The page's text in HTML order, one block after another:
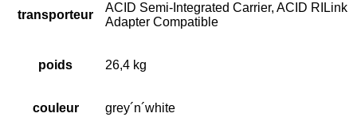
transporteur
ACID Semi-Integrated Carrier, ACID RILink
Adapter Compatible
poids 26,4 kg
couleur grey´n´white